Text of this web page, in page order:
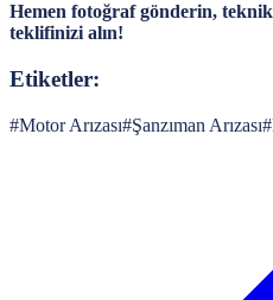
Hemen fotoğraf gönderin, teknik
teklifinizi alın!
Etiketler:
#Motor Arızası#Şanzıman Arızası#